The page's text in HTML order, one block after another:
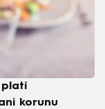
platí
korunu